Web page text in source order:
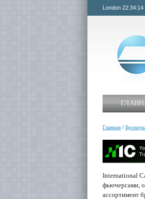
London 22:34:14
Главная /
International
фьючерсами,
ассортимент